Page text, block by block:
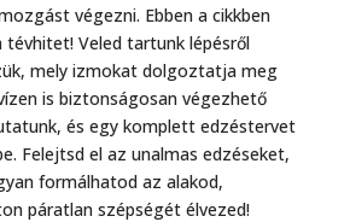
végezni. Ebben a cikkben
Veled tartunk lépésről
mely izmokat dolgoztatja meg
is biztonságosan végezhető
és egy komplett edzéstervet
Felejtsd el az unalmas edzéseket,
formálhatod az alakod,
páratlan szépségét élvezed!